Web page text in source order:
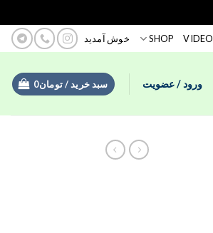
VIDEO
SHOP خوش آمدید
ورود / عضویت سبد خرید /تومان0